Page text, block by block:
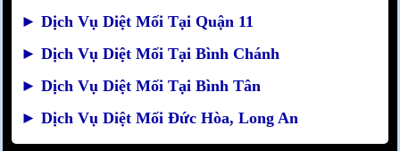
► Dịch Vụ Diệt Mối Tại Quận 11
► Dịch Vụ Diệt Mối Tại Bình Chánh
► Dịch Vụ Diệt Mối Tại Bình Tân
► Dịch Vụ Diệt Mối Đức Hòa, Long An